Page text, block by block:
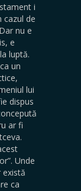
i
cazul de
nu e
e
luptă.
un
lui
dispus
ar fi
Unde
există
ca